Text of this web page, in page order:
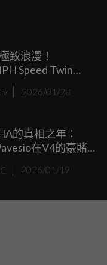
特技狂人車手」即將
Pramac Yamaha 車
片，證明他的平衡感
車在他手裡也得乖乖
致浪漫！
Speed Twin
Racer Edition 全
台華麗登場
2026/01/28
的真相之年：
在V4的豪賭
Toprak之間
...
2026/01/19